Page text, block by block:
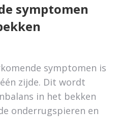
symptomen
symptomen is
zijde. Dit wordt
in het bekken
onderrugspieren en